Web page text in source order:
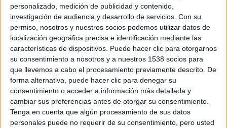
personalizado, medición de publicidad y contenido,
investigación de audiencia y desarrollo de servicios. Con su
permiso, nosotros y nuestros socios podemos utilizar datos de
localización geográfica precisa e identificación mediante las
características de dispositivos. Puede hacer clic para otorgarnos
su consentimiento a nosotros y a nuestros 1538 socios para
que llevemos a cabo el procesamiento previamente descrito. De
forma alternativa, puede hacer clic para denegar su
consentimiento o acceder a información más detallada y
cambiar sus preferencias antes de otorgar su consentimiento.
Tenga en cuenta que algún procesamiento de sus datos
personales puede no requerir de su consentimiento, pero usted
SOBRE NOSOTROS